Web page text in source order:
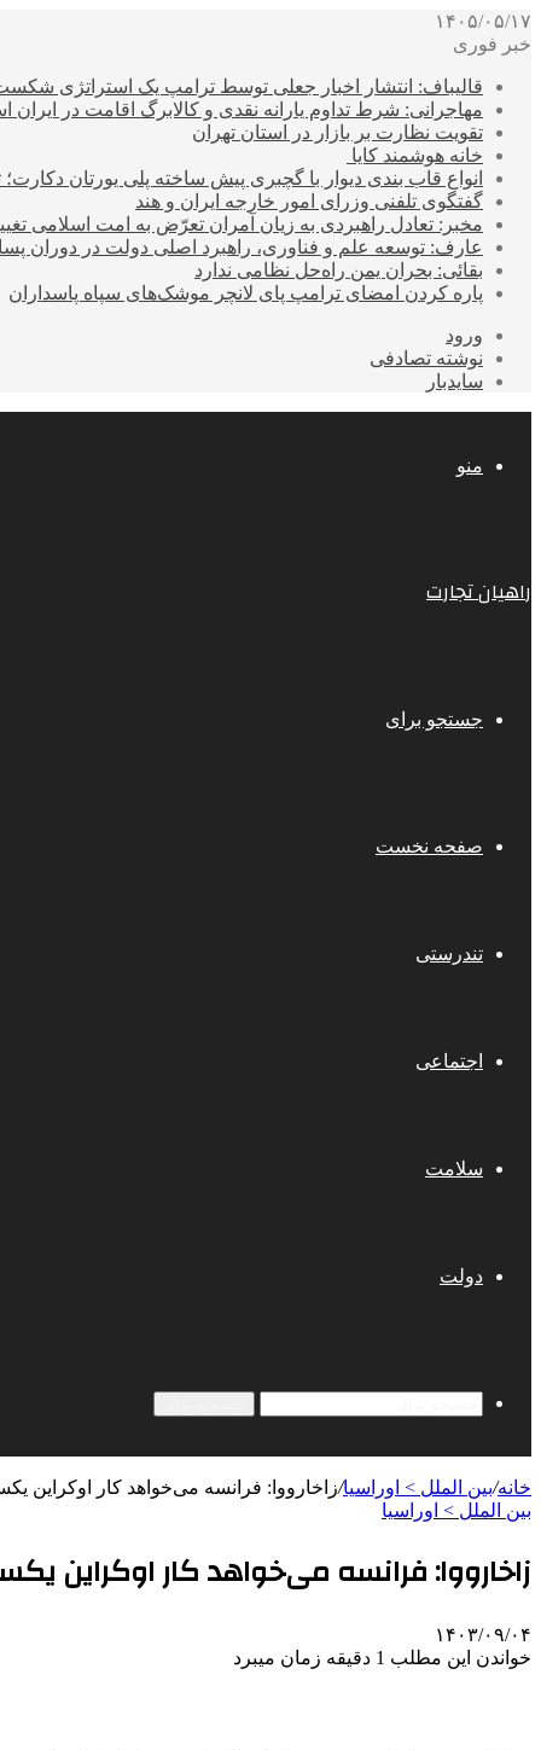
۱۴۰۵/۰۵/۱۷
خبر فوری
قالیباف: انتشار اخبار جعلی توسط ترامپ یک استراتژی
مهاجرانی: شرط تداوم یارانه نقدی و کالابرگ اقامت در ایران
تقویت نظارت بر بازار در استان تهران
خانه هوشمند کایا
انواع قاب بندی دیوار با گچبری پیش ساخته پلی یورتان
گفتگوی تلفنی وزرای امور خارجه ایران و هند
مخبر: تعادل راهبردی به زیان آمران تعرّض به امت اسلامی
عارف: توسعه علم و فناوری، راهبرد اصلی دولت در دوران
بقائی: بحران یمن راه‌حل نظامی ندارد
پاره کردن امضای ترامپ پای لانچر موشک‌های سپاه پاسداران
ورود
نوشته تصادفی
سایدبار
منو
راهیان تجارت
جستجو برای
صفحه نخست
تندرستی
اجتماعی
سلامت
دولت
خانه/بین الملل > اوراسیا/زاخارووا: فرانسه می‌خواهد کار اوکراین
بین الملل > اوراسیا
زاخارووا: فرانسه می‌خواهد کار اوکراین
۱۴۰۳/۰۹/۰۴
خواندن این مطلب 1 دقیقه زمان میبرد